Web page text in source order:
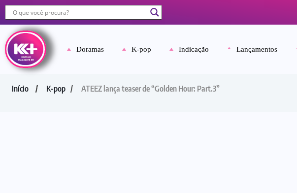
Doramas K-pop Indicação Lançamentos
Início K-pop ATEEZ lança teaser de “Golden Hour: Part.3”